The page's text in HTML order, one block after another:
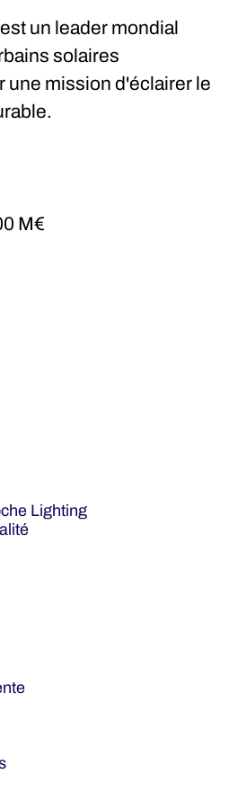
un leader mondial
solaires
une mission d'éclairer le
M€
Lighting